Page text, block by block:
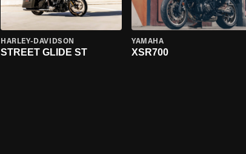
HARLEY-DAVIDSON
STREET GLIDE ST
YAMAHA
XSR700